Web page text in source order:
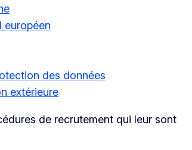
européen
des données
extérieure
de recrutement qui leur sont